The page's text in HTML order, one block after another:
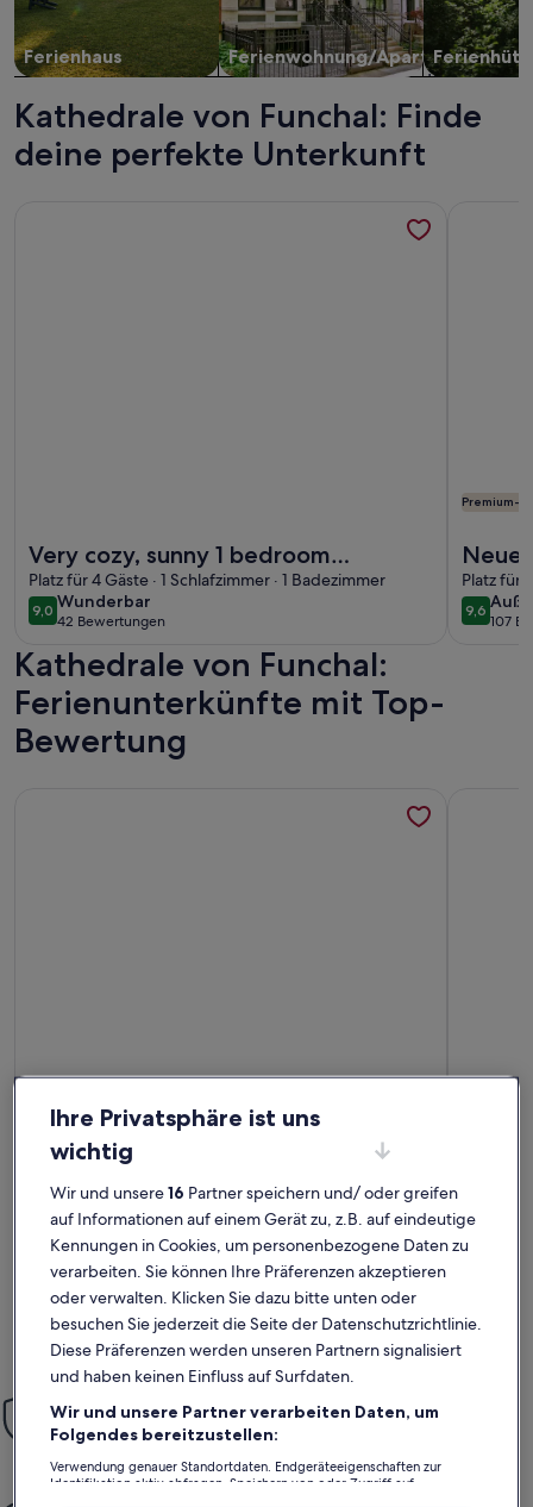
Ferienhaus Ferienwohnung/Apartment
Kathedrale von Funchal: Finde
deine perfekte Unterkunft
Very cozy, sunny 1 bedroom
apartment. Located 5 minutes walk
from the center
Platz für 4 Gäste · 1 Schlafzimmer · 1 Badezimmer
9,09,0 von 10
Wunderbar
wunderbar
42 Bewertungen
(42
bewertungen)
Weitere Infos zu Very cozy, sunny 1 bedroom apartment.
Premium-
Etage
Platz für
9,69,6 von
107
(107
Kathedrale von Funchal:
Ferienunterkünfte mit Top-
Bewertung
Weitere Infos zu SeaBalcony Apartment
Gelb und blau, eine perfekte
Kombination
10 von 10
Außergewöhnlich
außergewöhnlich
64 Bewertungen
(64
bewertungen)
Super Aussicht, super Apartment, super Gastgeberin,super
Woche, perfekt, es war toll,vielen Dank Lina
Sabine B.
Aufenthalt im Apr. 2025
Die
Flughafen
Mit unserer Mit-Vertrauen-Buchen-Garantie bieten wir dir rund
Ihre Privatsphäre ist uns
wichtig
Wir und unsere16 Partner speichern und/ oder greifen
auf Informationen auf einem Gerät zu, z.B. auf eindeutige
Kennungen in Cookies, um personenbezogene Daten zu
verarbeiten. Sie können Ihre Präferenzen akzeptieren
oder verwalten. Klicken Sie dazu bitte unten oder
besuchen Sie jederzeit die Seite der Datenschutzrichtlinie.
Diese Präferenzen werden unseren Partnern signalisiert
und haben keinen Einfluss auf Surfdaten.
Wir und unsere Partner verarbeiten Daten, um
Folgendes bereitzustellen:
Verwendung genauer Standortdaten. Endgeräteeigenschaften zur
Identifikation aktiv abfragen. Speichern von oder Zugriff auf